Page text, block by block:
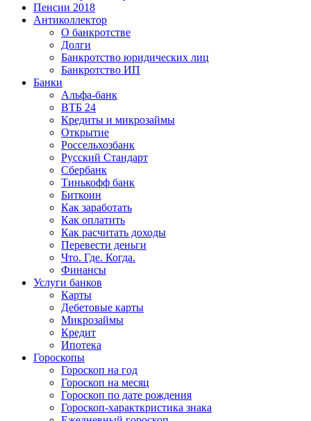
Пенсии 2018
Антиколлектор
О банкротстве
Долги
Банкротство юридических лиц
Банкротство ИП
Банки
Альфа-банк
ВТБ 24
Кредиты и микрозаймы
Открытие
Россельхозбанк
Русский Стандарт
Сбербанк
Тинькофф банк
Биткоин
Как заработать
Как оплатить
Как расчитать доходы
Перевести деньги
Что. Где. Когда.
Финансы
Услуги банков
Карты
Дебетовые карты
Микрозаймы
Кредит
Ипотека
Гороскопы
Гороскоп на год
Гороскоп на месяц
Гороскоп по дате рождения
Гороскоп-характкристика знака